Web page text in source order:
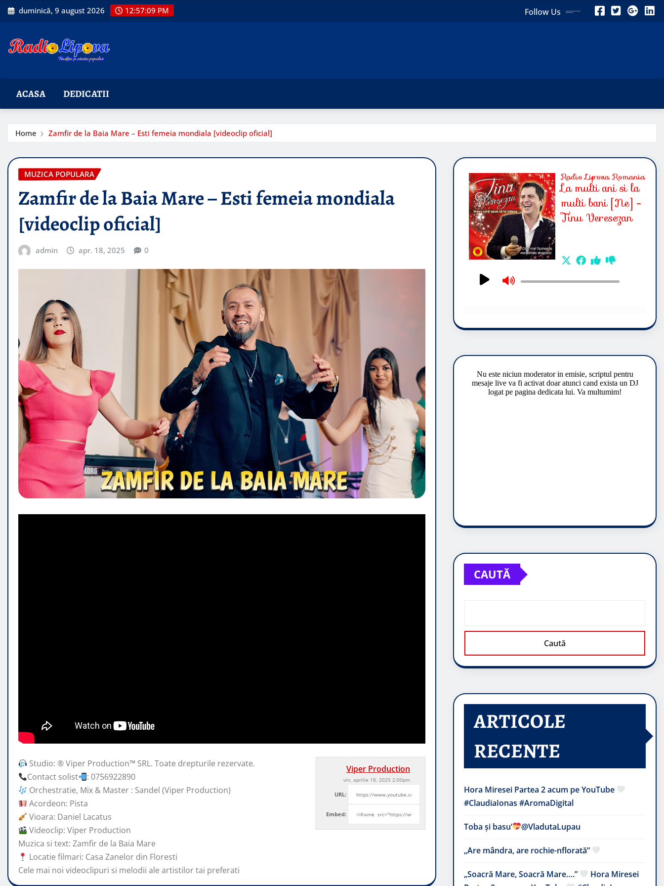
Skip
to
duminică, 9 august 2026 12:57:11 PM Follow Us
ACASA DEDICATII
Home Zamfir de la Baia Mare – Esti femeia mondiala [videoclip oficial]
MUZICA POPULARA
Zamfir de la Baia Mare – Esti femeia mondiala
[videoclip oficial]
admin apr. 18, 2025 0
Viper Production
vin, aprilie 18, 2025 2:00pm
URL:
Embed:
Studio: ® Viper Production™ SRL. Toate drepturile rezervate.
Contact solist
: 0756922890
Orchestratie, Mix & Master : Sandel (Viper Production)
Acordeon: Pista
Vioara: Daniel Lacatus
Videoclip: Viper Production
Muzica si text: Zamfir de la Baia Mare
Locatie filmari: Casa Zanelor din Floresti
Cele mai noi videoclipuri si melodii ale artistilor tai preferati
CAUTĂ
Caută
ARTICOLE
RECENTE
Hora Miresei Partea 2 acum pe YouTube
#ClaudiaIonas #AromaDigital
Toba și basu’ @VladutaLupau
„Are mândra, are rochie-nflorată”
„Soacră Mare, Soacră Mare….”
Hora Miresei